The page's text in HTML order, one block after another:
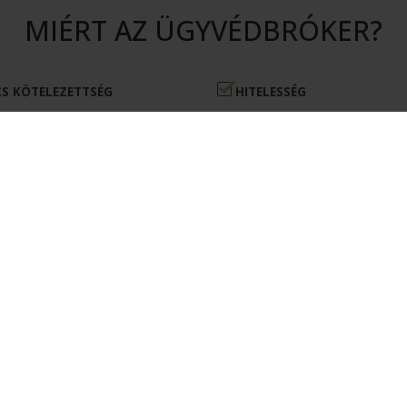
MIÉRT AZ ÜGYVÉDBRÓKER?
KÖTELEZETTSÉG
igénybevétele nem jár
HITELESSÉG
Rendszerünkhöz csak érvényes